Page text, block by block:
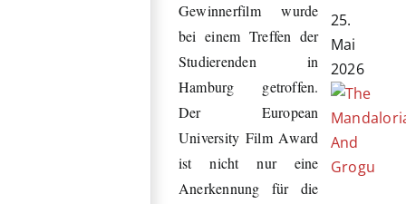
Gewinnerfilm wurde
bei einem Treffen der
Studierenden in
Hamburg getroffen.
Der European
University Film Award
ist nicht nur eine
Anerkennung für die
25.
Mai
2026